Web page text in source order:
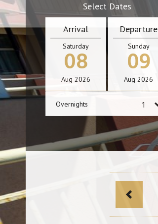
Select Dates
Arrival
Saturday
08
Aug 2026
Departure
Sunday
09
Aug 2026
Overnights